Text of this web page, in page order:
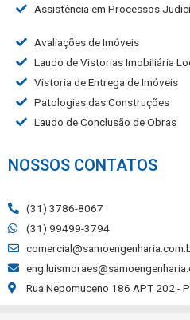
Assistência em Processos
Avaliações de Imóveis
Laudo de Vistorias Imobiliária
Vistoria de Entrega de Imóveis
Patologias das Construções
Laudo de Conclusão de Obras
NOSSOS CONTATOS
(31) 3786-8067
(31) 99499-3794
Rua Nepomuceno 186 APT 202 -